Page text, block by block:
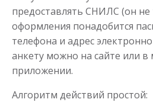
предоставлять СНИЛС (он не
оформления понадобится
телефона и адрес
анкету можно на сайте или
приложении.
Алгоритм действий простой: